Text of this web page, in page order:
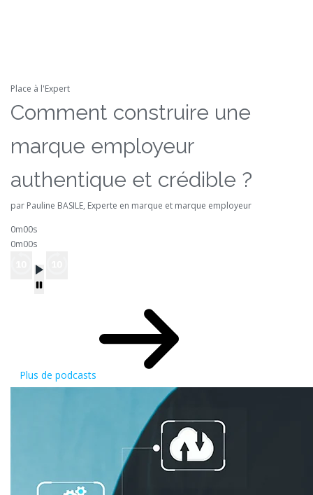
Place à l'Expert
Comment construire une
marque employeur
authentique et crédible ?
par Pauline BASILE, Experte en marque et marque employeur
0m00s
0m00s
Plus de podcasts